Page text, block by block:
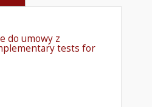
do umowy z
tests for